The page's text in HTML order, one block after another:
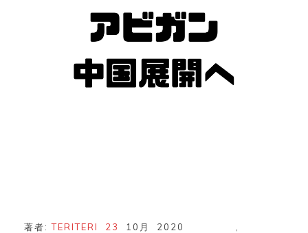
著者:TERITERI 23 10月 2020